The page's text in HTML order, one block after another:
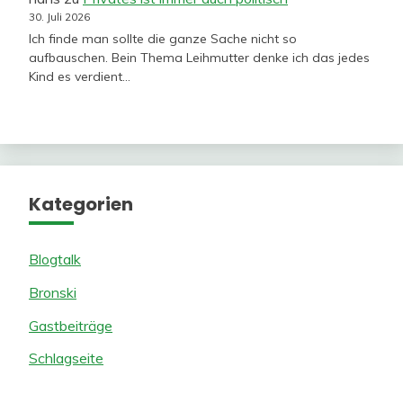
30. Juli 2026
Ich finde man sollte die ganze Sache nicht so
aufbauschen. Bein Thema Leihmutter denke ich das jedes
Kind es verdient…
Kategorien
Blogtalk
Bronski
Gastbeiträge
Schlagseite